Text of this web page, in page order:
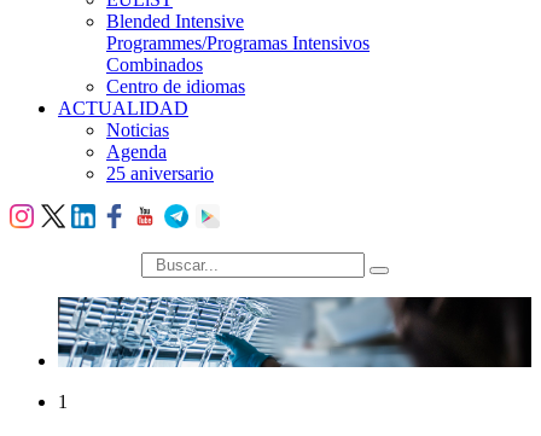
Blended Intensive
Programmes/Programas Intensivos
Combinados
Centro de idiomas
ACTUALIDAD
Noticias
Agenda
25 aniversario
búsqueda
1